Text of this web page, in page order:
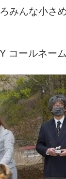
みんな小さ
コールネー